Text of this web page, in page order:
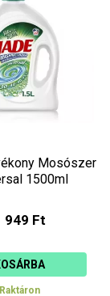
Mosószer
1500ml
949 Ft
Raktáron